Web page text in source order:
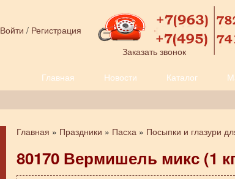
Войти / Регистрация
Заказать звонок
Главная Новости Каталог
Вы здесь
Главная » Праздники » Пасха » Посыпки и глазури
80170 Вермишель микс (1